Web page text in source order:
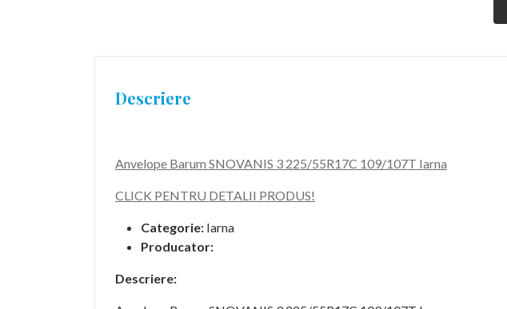
Descriere
Anvelope Barum SNOVANIS 3 225/55R17C 109/107T Iarna
CLICK PENTRU DETALII PRODUS!
Categorie: Iarna
Producator:
Descriere: